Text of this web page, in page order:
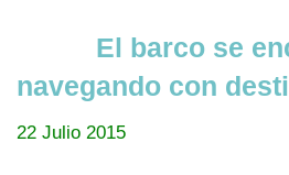
El barco se
navegando con
22 Julio 2015